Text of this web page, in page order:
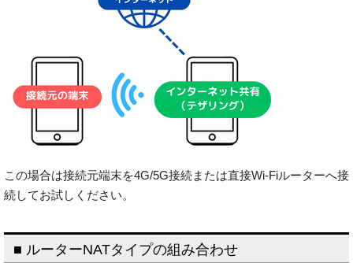
この場合は接続元端末を4G/5G接続または直接Wi-Fiルーターへ接
続してお試しください。
■ ルーターNATタイプの組み合わせ